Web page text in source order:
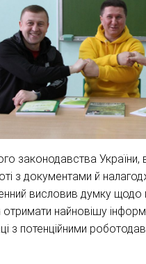
законодавства України,
з документами й
висловив думку щодо
найновішу
з потенційними